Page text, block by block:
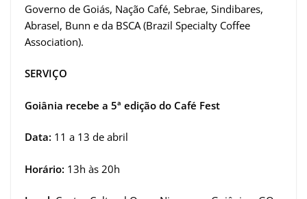
Governo de Goiás, Nação Café, Sebrae, Sindibares,
Abrasel, Bunn e da BSCA (Brazil Specialty Coffee
Association).
SERVIÇO
Goiânia recebe a 5ª edição do Café Fest
Data: 11 a 13 de abril
Horário: 13h às 20h